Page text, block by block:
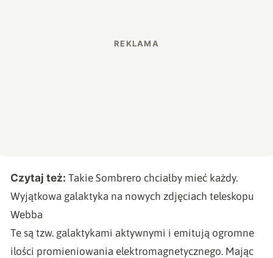
Czytaj też:Takie Sombrero chciałby mieć każdy.
Wyjątkowa galaktyka na nowych zdjęciach teleskopu
Webba
Te są tzw. galaktykami aktywnymi i emitują ogromne
ilości promieniowania elektromagnetycznego. Mając